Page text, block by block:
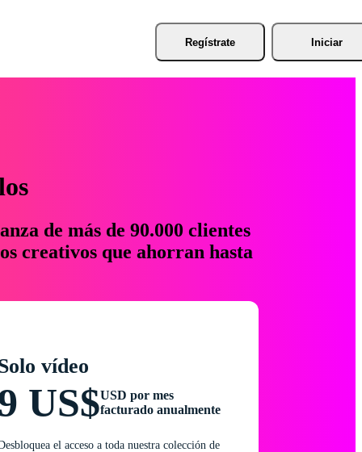
Regístrate Iniciar
de más de 90.000 clientes
creativos que ahorran hasta
vídeo
US$USD por mes
facturado anualmente
el acceso a toda nuestra colección de